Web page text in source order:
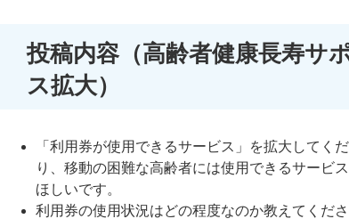
投稿内容（高齢者健康長寿サ
ス拡大）
「利用券が使用できるサービス」を拡大してく
り、移動の困難な高齢者には使用できるサービ
ほしいです。
利用券の使用状況はどの程度なのか教えてくださ